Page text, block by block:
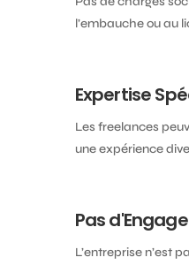
l’embauche ou au
Expertise
Les freelances
une expérience
Pas
L’entreprise n’est